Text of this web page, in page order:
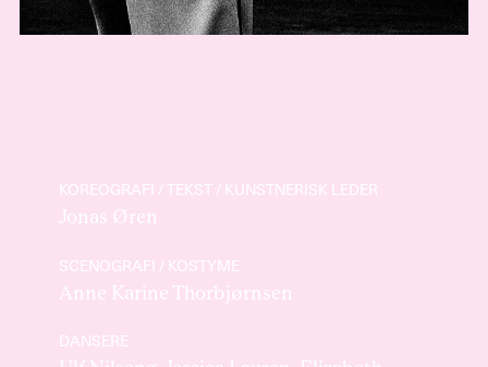
KOREOGRAFI / TEKST / KUNSTNERISK LEDER
Jonas Øren
SCENOGRAFI / KOSTYME
Anne Karine Thorbjørnsen
DANSERE